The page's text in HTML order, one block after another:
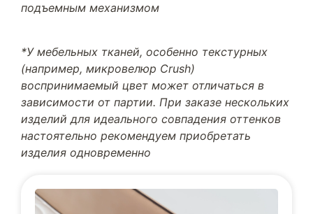
подъемным механизмом
*У мебельных тканей, особенно текстурных
(например, микровелюр Crush)
воспринимаемый цвет может отличаться в
зависимости от партии. При заказе нескольких
изделий для идеального совпадения оттенков
настоятельно рекомендуем приобретать
изделия одновременно